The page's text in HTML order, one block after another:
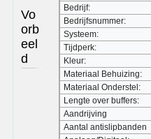
Bedrijf:
Bedrijfsnummer:
Systeem:
Tijdperk:
Kleur:
Materiaal Behuizing:
Materiaal Onderstel:
Lengte over buffers:
Aandrijving
Aantal antislipbanden
Vo
orb
eel
d